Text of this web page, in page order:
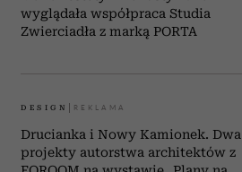
wyglądała współpraca Studia
Zwierciadła z marką PORTA
DESIGN
Drucianka i Nowy Kamionek. Dwa
projekty autorstwa architektów z